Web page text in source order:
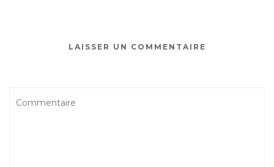
LAISSER UN COMMENTAIRE